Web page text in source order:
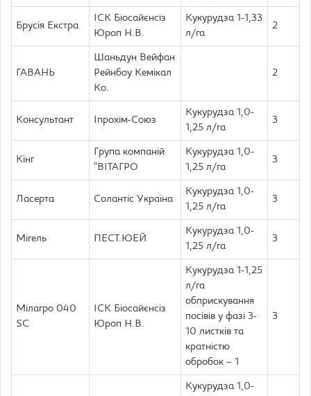
Брусія Екстра
ІСК Біосайєнсіз
Юроп Н.В.
Кукурудза 1-1,33
л/га
2
ГАВАНЬ
Шаньдун Вейфан
Рейнбоу Кемікал
Ко.
2
Консультант Іпрохім-Союз
Кукурудза 1,0-
1,25 л/га
3
Кінг
Група компаній
“ВІТАГРО
Кукурудза 1,0-
1,25 л/га
3
Ласерта Солантіс Україна
Кукурудза 1,0-
1,25 л/га
3
Мігель ПЕСТ.ЮЕЙ
Кукурудза 1,0-
1,25 л/га
3
Мілагро 040
SC
ІСК Біосайєнсіз
Юроп Н.В.
Кукурудза 1-1,25
л/га
обприскування
посівів у фазі 3-
10 листків та
кратністю
обробок – 1
3
Кукурудза 1,0-